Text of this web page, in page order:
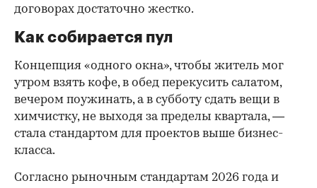
договорах достаточно жестко.
Как собирается пул
Концепция «одного окна», чтобы житель мог
утром взять кофе, в обед перекусить салатом,
вечером поужинать, а в субботу сдать вещи в
химчистку, не выходя за пределы квартала, —
стала стандартом для проектов выше бизнес-
класса.
Согласно рыночным стандартам 2026 года и